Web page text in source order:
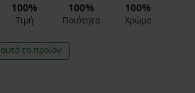
100%
Τιμή
100%
Ποιότητα
100%
Χρώμα
το προϊόν